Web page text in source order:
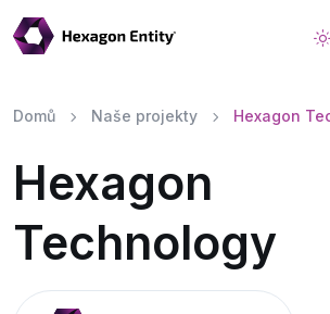
Domů Naše projekty Hexagon
Hexagon
Technology